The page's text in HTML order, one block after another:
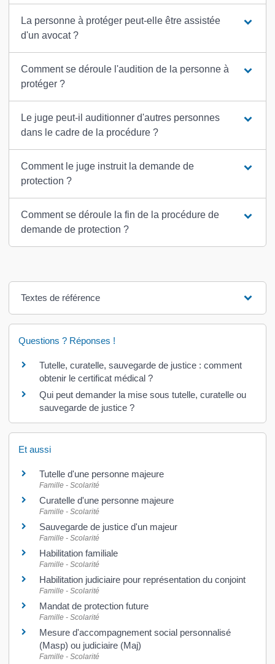
La personne à protéger peut-elle être assistée
d'un avocat ?
Comment se déroule l'audition de la personne à
protéger ?
Le juge peut-il auditionner d'autres personnes
dans le cadre de la procédure ?
Comment le juge instruit la demande de
protection ?
Comment se déroule la fin de la procédure de
demande de protection ?
Textes de référence
Questions ? Réponses !
Tutelle, curatelle, sauvegarde de justice : comment
obtenir le certificat médical ?
Qui peut demander la mise sous tutelle, curatelle ou
sauvegarde de justice ?
Et aussi
Tutelle d'une personne majeure
Famille - Scolarité
Curatelle d'une personne majeure
Famille - Scolarité
Sauvegarde de justice d'un majeur
Famille - Scolarité
Habilitation familiale
Famille - Scolarité
Habilitation judiciaire pour représentation du conjoint
Famille - Scolarité
Mandat de protection future
Famille - Scolarité
Mesure d'accompagnement social personnalisé
(Masp) ou judiciaire (Maj)
Famille - Scolarité